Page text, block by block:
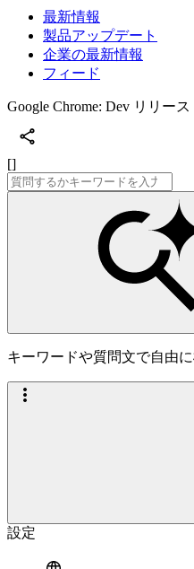
最新情報
製品アップデート
企業の最新情報
フィード
Google Chrome: Dev リリース
[]
キーワードや質問文で自由
設定